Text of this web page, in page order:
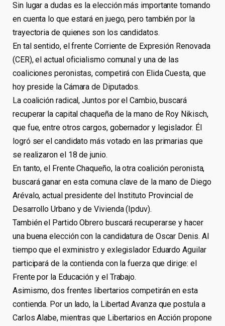
Sin lugar a dudas es la elección más importante tomando
en cuenta lo que estará en juego, pero también por la
trayectoria de quienes son los candidatos.
En tal sentido, el frente Corriente de Expresión Renovada
(CER), el actual oficialismo comunal y una de las
coaliciones peronistas, competirá con Elida Cuesta, que
hoy preside la Cámara de Diputados.
La coalición radical, Juntos por el Cambio, buscará
recuperar la capital chaqueña de la mano de Roy Nikisch,
que fue, entre otros cargos, gobernador y legislador. Él
logró ser el candidato más votado en las primarias que
se realizaron el 18 de junio.
En tanto, el Frente Chaqueño, la otra coalición peronista,
buscará ganar en esta comuna clave de la mano de Diego
Arévalo, actual presidente del Instituto Provincial de
Desarrollo Urbano y de Vivienda (Ipduv).
También el Partido Obrero buscará recuperarse y hacer
una buena elección con la candidatura de Oscar Denis. Al
tiempo que el exministro y exlegislador Eduardo Aguilar
participará de la contienda con la fuerza que dirige: el
Frente por la Educación y el Trabajo.
Asimismo, dos frentes libertarios competirán en esta
contienda. Por un lado, la Libertad Avanza que postula a
Carlos Alabe, mientras que Libertarios en Acción propone